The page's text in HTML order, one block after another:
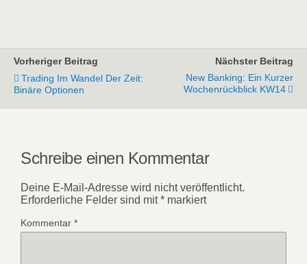
Vorheriger Beitrag
Trading Im Wandel Der Zeit:
Binäre Optionen
Nächster Beitrag
New Banking: Ein Kurzer
Wochenrückblick KW14
Schreibe einen Kommentar
Deine E-Mail-Adresse wird nicht veröffentlicht.
Erforderliche Felder sind mit* markiert
Kommentar *